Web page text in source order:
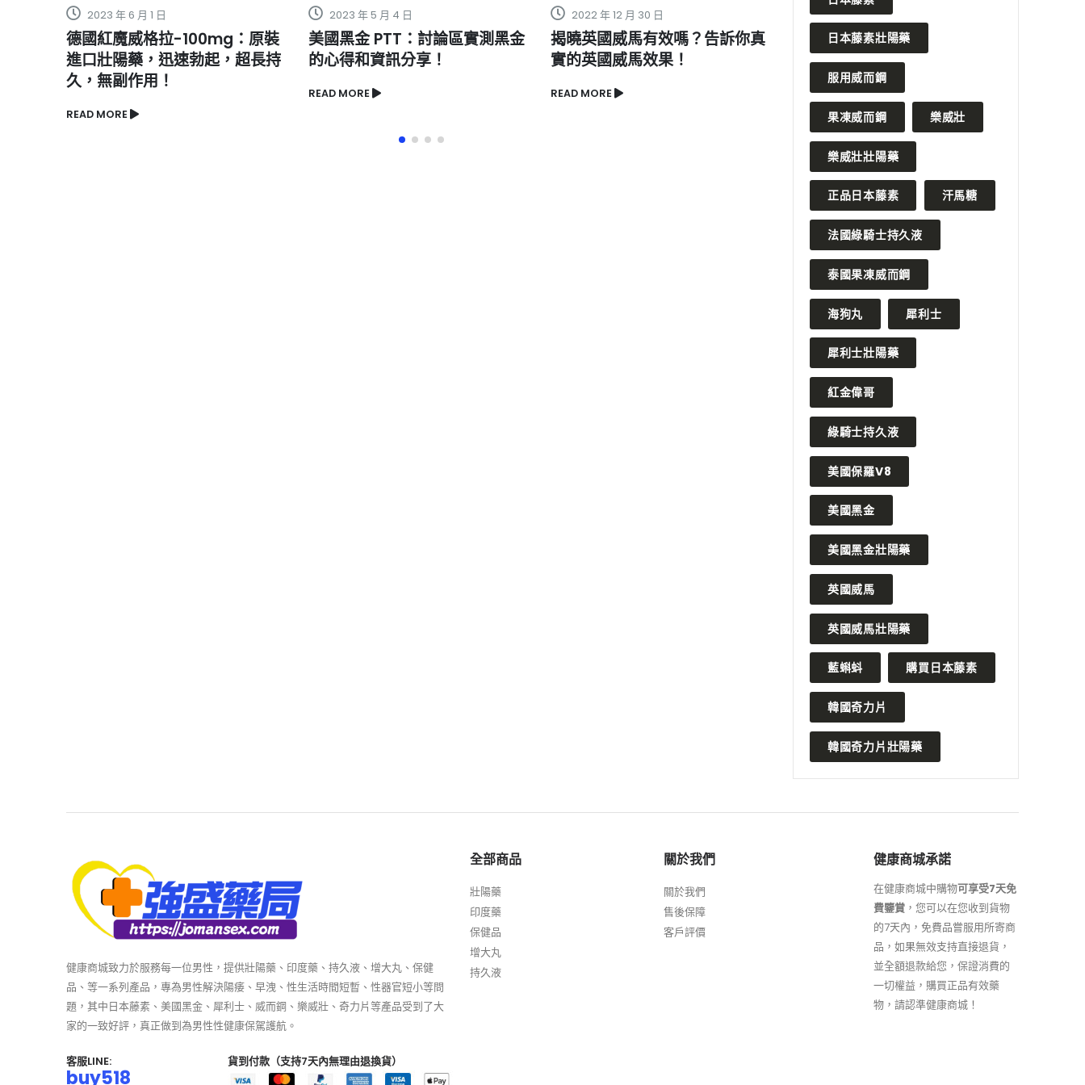
2023 年 5 月 4 日
美國黑金 PTT：討論區實測黑金
的心得和資訊分享！
2022 年 12 月 30 日
揭曉英國威馬有效嗎？告訴你真
實的英國威馬效果！
READ MORE
2024 年 5 月 20 日
德國黑螞蟻生精片長期服用安全
嗎？如何達到最佳效果？
READ MORE
2023 年 10 月 18 日
海狗丸改善生理疲勞提升免疫力
READ MORE
日本藤素壯陽藥
服用威而鋼
果凍威而鋼 樂威壯
樂威壯壯陽藥
正品日本藤素 汗馬糖
法國綠騎士持久液
泰國果凍威而鋼
海狗丸 犀利士
犀利士壯陽藥
紅金偉哥
綠騎士持久液
美國保羅V8
美國黑金
美國黑金壯陽藥
英國威馬
英國威馬壯陽藥
藍蝌蚪 購買日本藤素
韓國奇力片
韓國奇力片壯陽藥
健康商城致力於服務每一位男性，提供壯陽藥、印度藥、持久液、增大丸、保健
品、等一系列產品，專為男性解決陽痿、早洩、性生活時間短暫、性器官短小等問
題，其中日本藤素、美國黑金、犀利士、威而鋼、樂威壯、奇力片等產品受到了大
家的一致好評，真正做到為男性性健康保駕護航。
客服LINE:
buy518
貨到付款（支持7天內無理由退換貨）
全部商品
壯陽藥
印度藥
保健品
增大丸
持久液
關於我們
關於我們
售後保障
客戶評價
健康商城承諾
在健康商城中購物可享受7天免
費鑒賞 ，您可以在您收到貨物
的7天內，免費品嘗服用所寄商
品，如果無效支持直接退貨，
並全額退款給您，保證消費的
一切權益，購買正品有效藥
物，請認準健康商城！